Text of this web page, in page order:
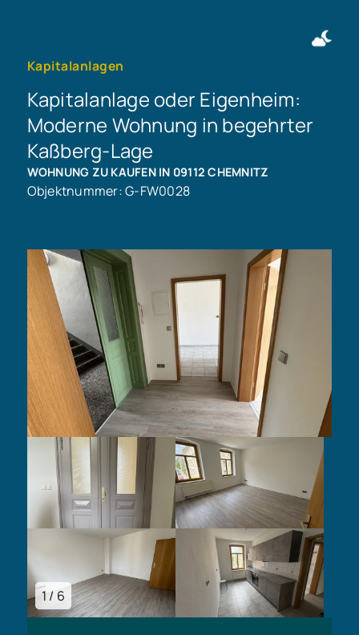
Kapitalanlagen
Kapitalanlage oder Eigenheim:
Moderne Wohnung in begehrter
Kaßberg-Lage
WOHNUNG ZU KAUFEN IN 09112 CHEMNITZ
Objektnummer: G-FW0028
1 / 6